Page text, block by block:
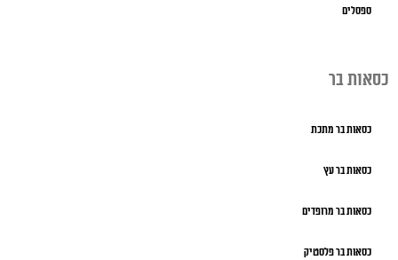
ספסלים
כסאות בר
כסאות בר מתכת
כסאות בר עץ
כסאות בר מרופדים
כסאות בר פלסטיק